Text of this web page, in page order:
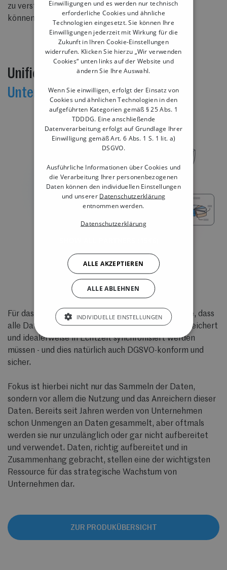
zu verstehen und dann personalisiert bedienen zu
können.
Unified Commerce auf
Unternehmensseite
Für das Unternehmen bedeutet Unified Commerce, dass
alle Daten zentral - meistens in einer Cloud - gespeichert
und idealerweise in Echtzeit synchronisiert werden
müssen - und dies natürlich auch DGSVO-konform und
sicher.
Fokus ist hierbei nicht nur das Sammeln der Daten,
sondern vor allem die Nutzung und das Anreichern dieser
Daten. Bereits seit Jahren werden von Unternehmen
schon Unmengen an Daten gesammelt, aber oftmals
werden sie nur unzulänglich oder gar nicht aufbereitet
und verwendet. Daten, richtig aufbereitet und in
Zusammenhang gebracht, stellen eine der wichtigsten
Ressource für das strategische Wachstum von
Unternehmen dar.
ZUR PRODUKÜBERSICHT
Einwilligungen und es werden nur technisch
erforderliche Cookies und ähnliche
Technologien eingesetzt. Sie können Ihre
Einwilligungen jederzeit mit Wirkung für die
Zukunft in Ihren Cookie-Einstellungen
widerrufen. Klicken Sie hierzu „Wir verwenden
Cookies“ unten links auf der Website und
ändern Sie Ihre Auswahl.
Wenn Sie einwilligen, erfolgt der Einsatz von
Cookies und ähnlichen Technologien in den
aufgeführten Kategorien gemäß § 25 Abs. 1
TDDDG. Eine anschließende
Datenverarbeitung erfolgt auf Grundlage Ihrer
Einwilligung gemäß Art. 6 Abs. 1 S. 1 lit. a)
DSGVO.
Ausführliche Informationen über Cookies und
die Verarbeitung Ihrer personenbezogenen
Daten können den individuellen Einstellungen
und unserer Datenschutzerklärung
entnommen werden.
Datenschutzerklärung
ALLE AKZEPTIEREN
ALLE ABLEHNEN
INDIVIDUELLE EINSTELLUNGEN